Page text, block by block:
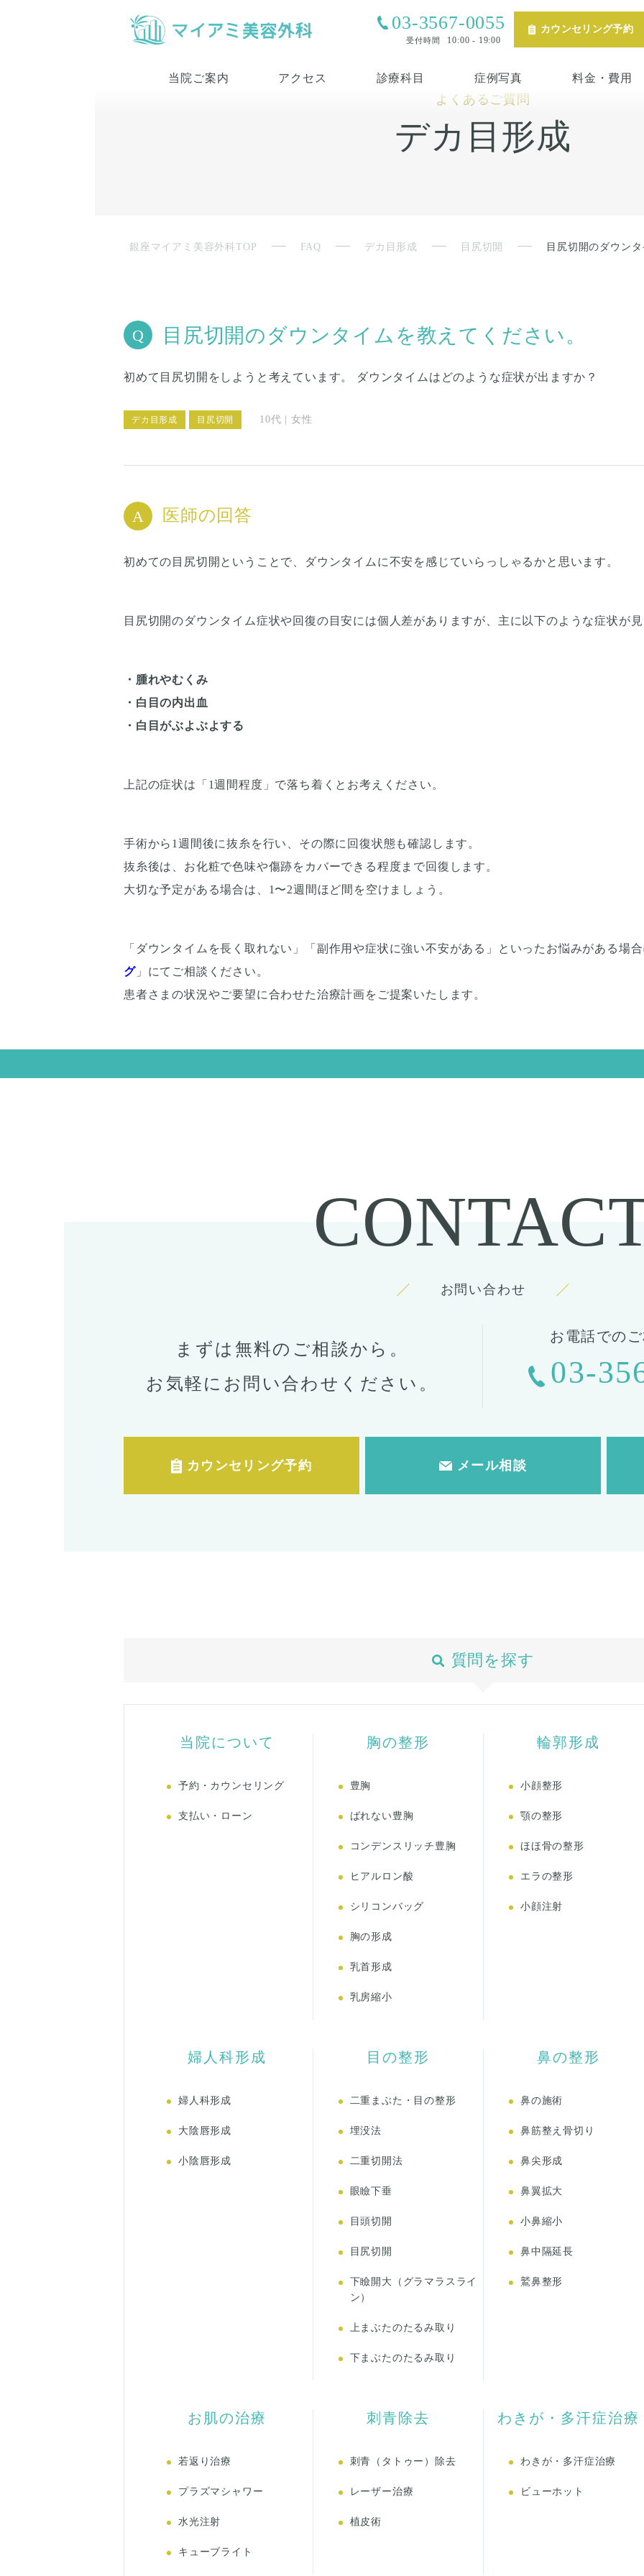
03-3567-0055
受付時間 10:00 - 19:00
カウンセリング予約
当院ご案内 アクセス 診療科目 症例写真 料金・費用
よくあるご質問
デカ目形成
銀座マイアミ美容外科TOP FAQ デカ目形成 目尻切開 目尻切開のダウン
目尻切開のダウンタイムを教えてください。
初めて目尻切開をしようと考えています。 ダウンタイムはどのような症状が出ますか？
デカ目形成 目尻切開 10代 | 女性
医師の回答
初めての目尻切開ということで、ダウンタイムに不安を感じていらっしゃるかと思います。
目尻切開のダウンタイム症状や回復の目安には個人差がありますが、主に以下のような症状が
・腫れやむくみ
・白目の内出血
・白目がぶよぶよする
上記の症状は「1週間程度」で落ち着くとお考えください。
手術から1週間後に抜糸を行い、その際に回復状態も確認します。
抜糸後は、お化粧で色味や傷跡をカバーできる程度まで回復します。
大切な予定がある場合は、1〜2週間ほど間を空けましょう。
「ダウンタイムを長く取れない」「副作用や症状に強い不安がある」といったお悩みがある場
グ」にてご相談ください。
患者さまの状況やご要望に合わせた治療計画をご提案いたします。
お問い合わせ
まずは無料のご相談から。
お気軽にお問い合わせください。
お電話での
03-
カウンセリング予約 メール相談
質問を探す
当院について
予約・カウンセリング
支払い・ローン
胸の整形
豊胸
ばれない豊胸
コンデンスリッチ豊胸
ヒアルロン酸
シリコンバッグ
胸の形成
乳首形成
乳房縮小
輪郭形成
小顔整形
顎の整形
ほほ骨の整形
エラの整形
小顔注射
婦人科形成
婦人科形成
大陰唇形成
小陰唇形成
目の整形
二重まぶた・目の整形
埋没法
二重切開法
眼瞼下垂
目頭切開
目尻切開
下瞼開大（グラマラスライ
ン）
上まぶたのたるみ取り
下まぶたのたるみ取り
鼻の整形
鼻の施術
鼻筋整え骨切り
鼻尖形成
鼻翼拡大
小鼻縮小
鼻中隔延長
鷲鼻整形
お肌の治療
若返り治療
プラズマシャワー
水光注射
キューブライト
刺青除去
刺青（タトゥー）除去
レーザー治療
植皮術
わきが・多汗症治療
わきが・多汗症治療
ビューホット